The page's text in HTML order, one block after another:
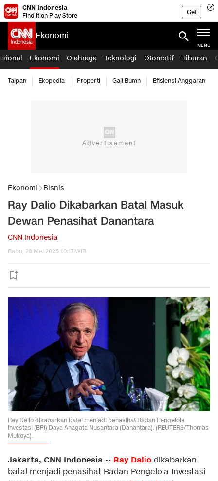
CNN Indonesia
Find it on Play Store
Get
Ekonomi
MENU
Ekonomi Olahraga Teknologi Otomotif Hiburan
Taipan Ekopedia Properti Gaji Bumn Efisiensi Anggaran
Ekonomi Bisnis
Ray Dalio Dikabarkan Batal Masuk
Dewan Penasihat Danantara
CNN Indonesia
Rabu, 28 Mei 2025 10:17 WIB
Ray Dalio dikabarkan batal menjadi penasihat Badan Pengelola
Investasi (BPI) Daya Anagata Nusantara (Danantara). (REUTERS/Thomas
Mukoya).
Jakarta, CNN Indonesia -- Ray Dalio dikabarkan
batal menjadi penasihat Badan Pengelola Investasi